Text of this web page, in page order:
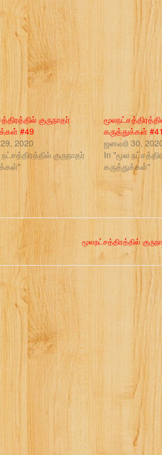
குருநாதர்
#49
29, 2020
குருநாதர்
கருத்துக்கள் #41
ஜனவரி 30,
In "மூல
கருத்துக்கள்"
மூலநட்சத்திரத்தில்